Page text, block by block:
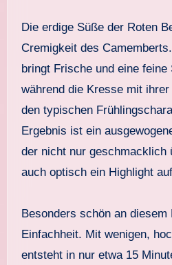
Die erdige Süße der Roten
Cremigkeit des
bringt Frische und eine feine
während die Kresse mit
den typischen
Ergebnis ist ein
der nicht nur geschmacklich
auch optisch ein Highlight
Besonders schön an
Einfachheit. Mit wenigen,
entsteht in nur etwa 15